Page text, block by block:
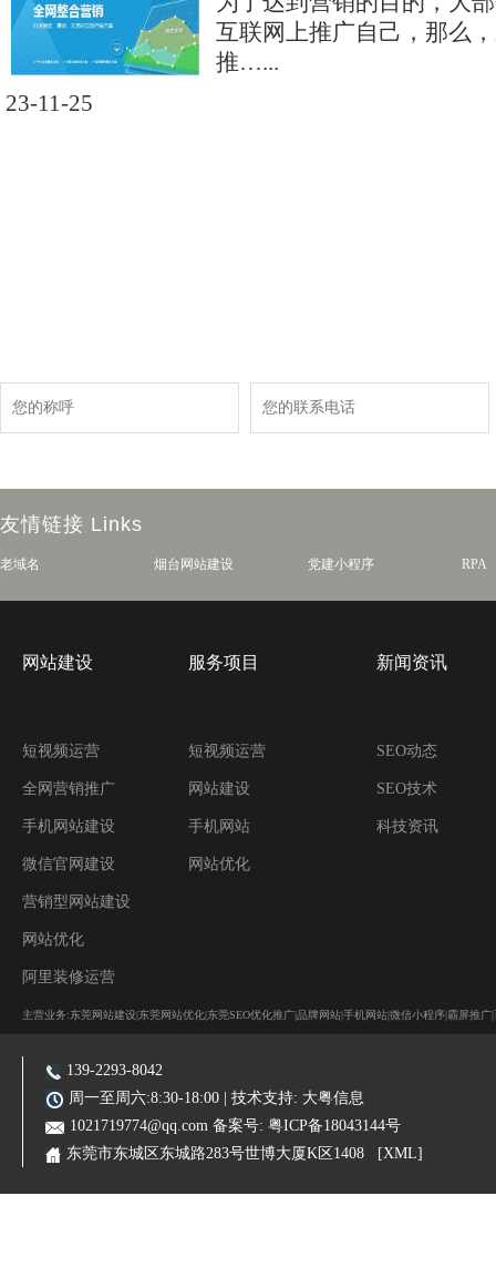
互联网上推广自己，那么
推…...
23-11-25
友情链接 Links
老域名 烟台网站建设 党建小程序 RPA
网站建设
短视频运营
全网营销推广
手机网站建设
微信官网建设
营销型网站建设
网站优化
阿里装修运营
服务项目
短视频运营
网站建设
手机网站
网站优化
新闻资讯
SEO动态
SEO技术
科技资讯
主营业务:东莞网站建设|东莞网站优化|东莞SEO优化推广|品牌网站|手机网站|微信小程序|霸屏推广
139-2293-8042
周一至周六:8:30-18:00 | 技术支持: 大粤信息
1021719774@qq.com 备案号: 粤ICP备18043144号
东莞市东城区东城路283号世博大厦K区1408
[XML]